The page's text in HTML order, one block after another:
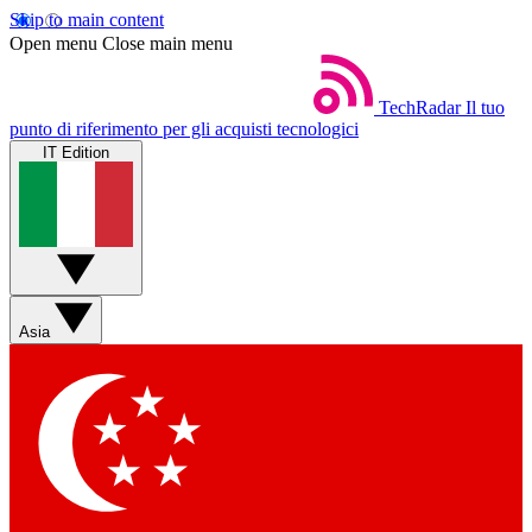
Skip to main content
Open menu Close main menu
TechRadar Il tuo
punto di riferimento per gli acquisti tecnologici
IT Edition
Asia